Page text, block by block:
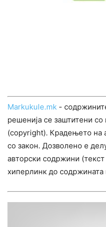
Markukule.mk -
решенија се заштитени
(copyright). Крадењето на
со закон. Дозволено е
авторски содржини
хиперлинк до содржината